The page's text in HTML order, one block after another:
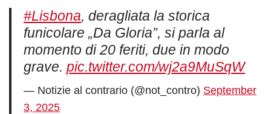
#Lisbona, deragliata la storica
funicolare „Da Gloria”, si parla al
momento di 20 feriti, due in modo
grave. pic.twitter.com/wj2a9MuSqW
— Notizie al contrario (@not_contro) September
3, 2025